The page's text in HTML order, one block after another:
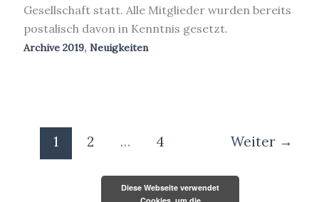
Gesellschaft statt. Alle Mitglieder wurden bereits
postalisch davon in Kenntnis gesetzt.
Archive 2019, Neuigkeiten
1 2 … 4 Weiter →
Diese Webseite verwendet